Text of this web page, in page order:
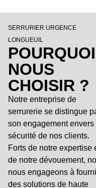
SERRURIER URGENCE
LONGUEUIL
POURQUOI
NOUS
CHOISIR ?
Notre entreprise de
serrurerie se distingue
son engagement envers
sécurité de nos clients.
Forts de notre expertise
de notre dévouement,
nous engageons à
des solutions de haute